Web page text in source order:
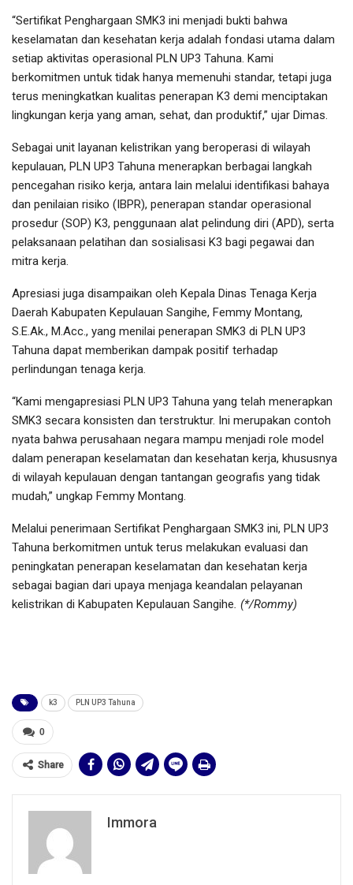
“Sertifikat Penghargaan SMK3 ini menjadi bukti bahwa
keselamatan dan kesehatan kerja adalah fondasi utama dalam
setiap aktivitas operasional PLN UP3 Tahuna. Kami
berkomitmen untuk tidak hanya memenuhi standar, tetapi juga
terus meningkatkan kualitas penerapan K3 demi menciptakan
lingkungan kerja yang aman, sehat, dan produktif,” ujar Dimas.
Sebagai unit layanan kelistrikan yang beroperasi di wilayah
kepulauan, PLN UP3 Tahuna menerapkan berbagai langkah
pencegahan risiko kerja, antara lain melalui identifikasi bahaya
dan penilaian risiko (IBPR), penerapan standar operasional
prosedur (SOP) K3, penggunaan alat pelindung diri (APD), serta
pelaksanaan pelatihan dan sosialisasi K3 bagi pegawai dan
mitra kerja.
Apresiasi juga disampaikan oleh Kepala Dinas Tenaga Kerja
Daerah Kabupaten Kepulauan Sangihe, Femmy Montang,
S.E.Ak., M.Acc., yang menilai penerapan SMK3 di PLN UP3
Tahuna dapat memberikan dampak positif terhadap
perlindungan tenaga kerja.
“Kami mengapresiasi PLN UP3 Tahuna yang telah menerapkan
SMK3 secara konsisten dan terstruktur. Ini merupakan contoh
nyata bahwa perusahaan negara mampu menjadi role model
dalam penerapan keselamatan dan kesehatan kerja, khususnya
di wilayah kepulauan dengan tantangan geografis yang tidak
mudah,” ungkap Femmy Montang.
Melalui penerimaan Sertifikat Penghargaan SMK3 ini, PLN UP3
Tahuna berkomitmen untuk terus melakukan evaluasi dan
peningkatan penerapan keselamatan dan kesehatan kerja
sebagai bagian dari upaya menjaga keandalan pelayanan
kelistrikan di Kabupaten Kepulauan Sangihe . (*/Rommy)
k3 PLN UP3 Tahuna
0
Share
Immora